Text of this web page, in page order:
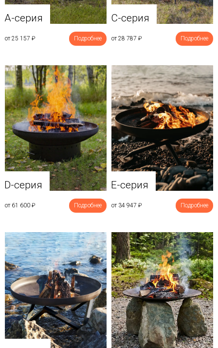
A-серия
от 25 157 ₽ Подробнее
C-серия
от 28 787 ₽ Подробнее
D-серия
от 61 600 ₽ Подробнее
E-серия
от 34 947 ₽ Подробнее